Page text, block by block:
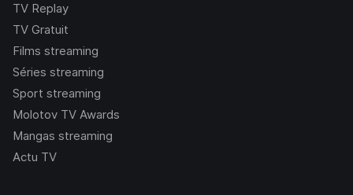
TV Replay
TV Gratuit
Films streaming
Séries streaming
Sport streaming
Molotov TV Awards
Mangas streaming
Actu TV